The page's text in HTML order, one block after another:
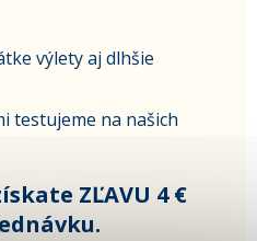
výlety aj dlhšie
testujeme na našich
ZĽAVU 4 €